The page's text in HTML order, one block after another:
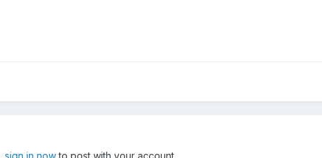
sign in nowto post with your account.